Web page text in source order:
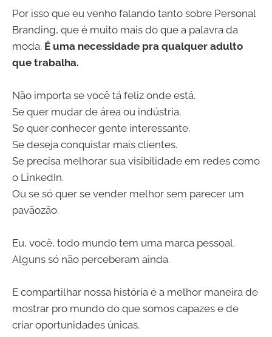
Por isso que eu venho falando tanto sobre Personal
Branding, que é muito mais do que a palavra da
moda. É uma necessidade pra qualquer adulto
que trabalha.
Não importa se você tá feliz onde está.
Se quer mudar de área ou indústria.
Se quer conhecer gente interessante.
Se deseja conquistar mais clientes.
Se precisa melhorar sua visibilidade em redes como
o LinkedIn.
Ou se só quer se vender melhor sem parecer um
pavãozão.
Eu, você, todo mundo tem uma marca pessoal.
Alguns só não perceberam ainda.
E compartilhar nossa história é a melhor maneira de
mostrar pro mundo do que somos capazes e de
criar oportunidades únicas.